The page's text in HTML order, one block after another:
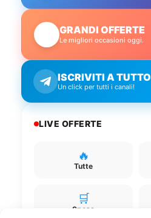
GRANDI OFFERTE
Le migliori occasioni oggi.
ISCRIVITI A TUTTO
Un click per tutti i canali!
LIVE OFFERTE
🔥
Tutte
🛒
Spesa